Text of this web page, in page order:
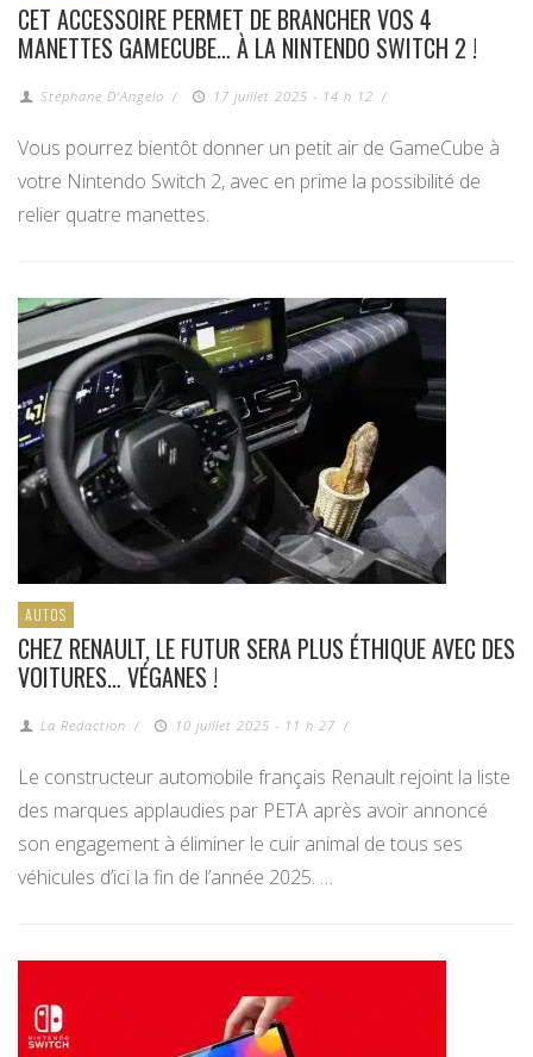
CET ACCESSOIRE PERMET DE BRANCHER VOS 4
MANETTES GAMECUBE… À LA NINTENDO SWITCH 2 !
Stéphane D'Angelo / 17 juillet 2025 - 14 h 12 /
Vous pourrez bientôt donner un petit air de GameCube à
votre Nintendo Switch 2, avec en prime la possibilité de
relier quatre manettes.
AUTOS
CHEZ RENAULT, LE FUTUR SERA PLUS ÉTHIQUE AVEC DES
VOITURES… VÉGANES !
La Redaction / 10 juillet 2025 - 11 h 27 /
Le constructeur automobile français Renault rejoint la liste
des marques applaudies par PETA après avoir annoncé
son engagement à éliminer le cuir animal de tous ses
véhicules d’ici la fin de l’année 2025. …